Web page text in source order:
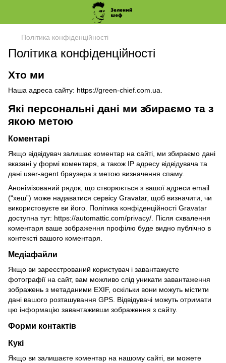
Політика конфіденційності
Політика конфіденційності
Хто ми
Наша адреса сайту: https://green-chief.com.ua.
Які персональні дані ми збираємо та з
якою метою
Коментарі
Якщо відвідувач залишає коментар на сайті, ми збираємо дані
вказані у формі коментаря, а також IP адресу відвідувача та
дані user-agent браузера з метою визначення спаму.
Анонімізований рядок, що створюється з вашої адреси email
(“хеш”) може надаватися сервісу Gravatar, щоб визначити, чи
використовуєте ви його. Політика конфіденційності Gravatar
доступна тут: https://automattic.com/privacy/. Після схвалення
коментаря ваше зображення профілю буде видно публічно в
контексті вашого коментаря.
Медіафайли
Якщо ви зареєстрований користувач і завантажуєте
фотографії на сайт, вам можливо слід уникати завантаження
зображень з метаданими EXIF, оскільки вони можуть містити
дані вашого розташування GPS. Відвідувачі можуть отримати
цю інформацію завантаживши зображення з сайту.
Форми контактів
Кукі
Якщо ви залишаєте коментар на нашому сайті, ви можете